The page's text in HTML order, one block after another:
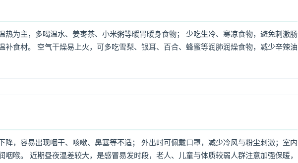
热为主，多喝温水、姜枣茶、小米粥等暖胃暖身食物； 少吃生冷、寒凉食物，避免刺激肠
补食材。 空气干燥易上火，可多吃雪梨、银耳、百合、蜂蜜等润肺润燥食物，减少辛辣油
降，容易出现咽干、咳嗽、鼻塞等不适； 外出时可佩戴口罩，减少冷风与粉尘刺激；室内
喉。 近期昼夜温差较大，是感冒易发时段，老人、儿童与体质较弱人群注意加强保暖，